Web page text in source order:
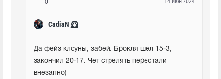
0
CadiaN ⭕⃤
14 июн 2024
Да фейз клоуны, забей. Брокля шел 15-3,
закончил 20-17. Чет стрелять перестали
внезапно)